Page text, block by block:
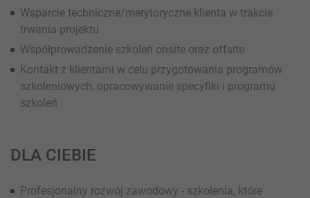
Wsparcie techniczne/merytoryczne klienta w trakcie
trwania projektu
Współprowadzenie szkoleń onsite oraz offsite
Kontakt z klientami w celu przygotowania programów
szkoleniowych, opracowywanie specyfiki i programu
szkoleń
DLA CIEBIE
Profesjonalny rozwój zawodowy - szkolenia, które